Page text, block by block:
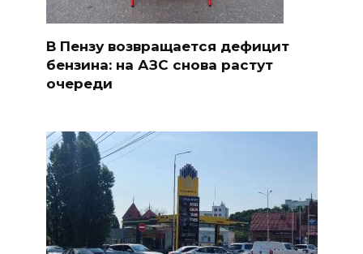
В Пензу возвращается дефицит
бензина: на АЗС снова растут
очереди